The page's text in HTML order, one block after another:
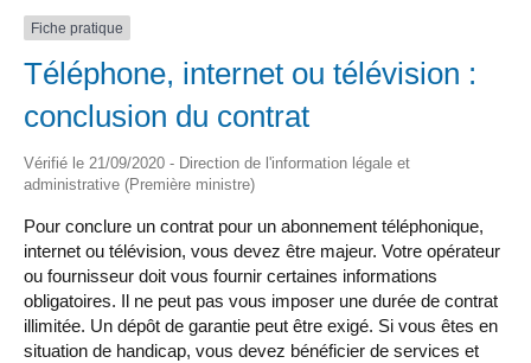
Fiche pratique
Téléphone, internet ou télévision :
conclusion du contrat
Vérifié le 21/09/2020 - Direction de l'information légale et
administrative (Première ministre)
Pour conclure un contrat pour un abonnement téléphonique,
internet ou télévision, vous devez être majeur. Votre opérateur
ou fournisseur doit vous fournir certaines informations
obligatoires. Il ne peut pas vous imposer une durée de contrat
illimitée. Un dépôt de garantie peut être exigé. Si vous êtes en
situation de handicap, vous devez bénéficier de services et